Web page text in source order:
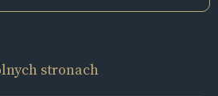
stronach